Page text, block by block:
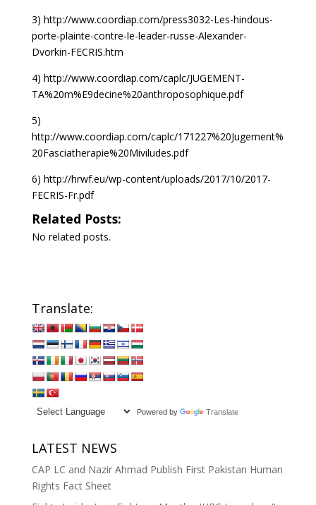
3) http://www.coordiap.com/press3032-Les-hindous-
porte-plainte-contre-le-leader-russe-Alexander-
Dvorkin-FECRIS.htm
4) http://www.coordiap.com/caplc/JUGEMENT-
TA%20m%E9decine%20anthroposophique.pdf
5)
http://www.coordiap.com/caplc/171227%20Jugement%
20Fasciatherapie%20Miviludes.pdf
6) http://hrwf.eu/wp-content/uploads/2017/10/2017-
FECRIS-Fr.pdf
Related Posts:
No related posts.
Translate:
Powered by Translate
LATEST NEWS
CAP LC and Nazir Ahmad Publish First Pakistan Human
Rights Fact Sheet